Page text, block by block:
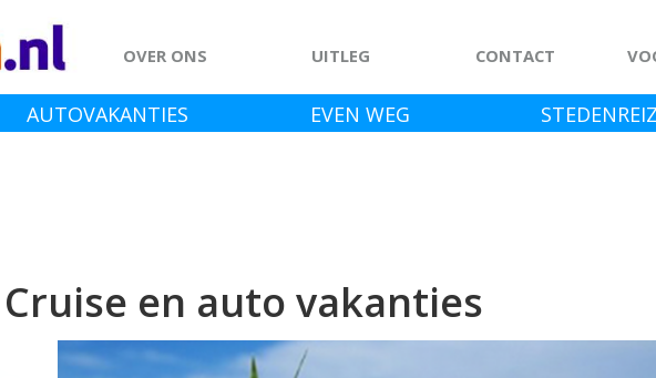
OVER ONS UITLEG CONTACT
AUTOVAKANTIES EVEN WEG
en auto vakanties
Previous